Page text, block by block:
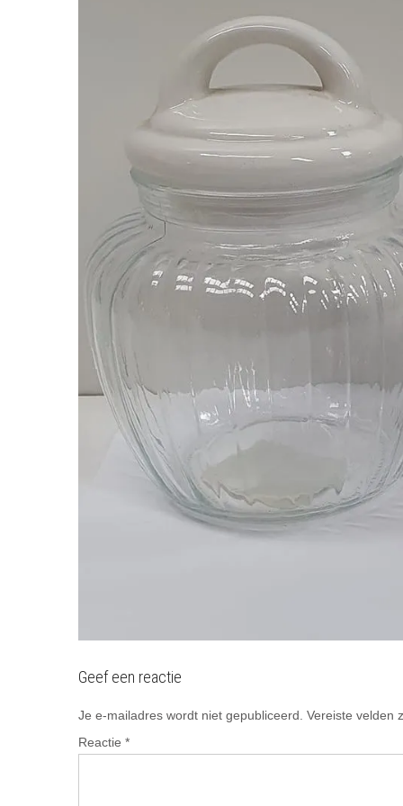
Geef een reactie
Je e-mailadres wordt niet gepubliceerd. Vereiste velden
Reactie *